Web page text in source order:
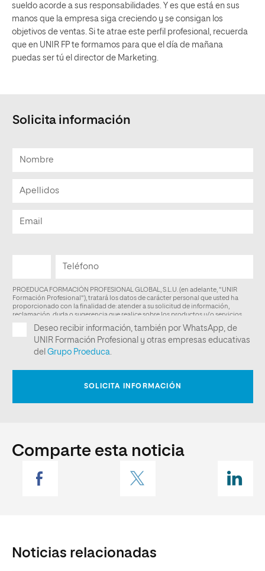
sueldo acorde a sus responsabilidades. Y es que está en sus
manos que la empresa siga creciendo y se consigan los
objetivos de ventas. Si te atrae este perfil profesional, recuerda
que en UNIR FP te formamos para que el día de mañana
puedas ser tú el director de Marketing.
Solicita información
Comparte esta noticia
Noticias relacionadas